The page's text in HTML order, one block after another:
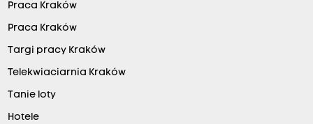
Praca Kraków
Praca Kraków
Targi pracy Kraków
Telekwiaciarnia Kraków
Tanie loty
Hotele